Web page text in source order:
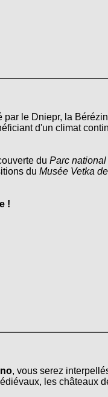
par le Dniepr, la
d'un climat
du Parc
du Musée Vetka
!
, vous serez
les châteaux